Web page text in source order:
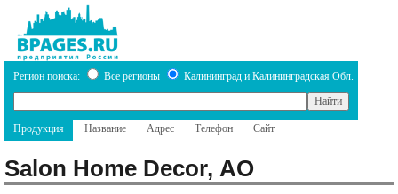
Регион поиска: Все регионы Калининград и Калининградская Обл.
Продукция Название Адрес Телефон Сайт
Salon Home Decor, АО